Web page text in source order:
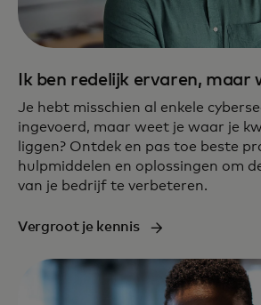
Ik ben redelijk ervaren, maar
Je hebt misschien al enkele
ingevoerd, maar weet je waar je
liggen? Ontdek en pas toe beste
hulpmiddelen en oplossingen om
van je bedrijf te verbeteren.
Vergroot je kennis